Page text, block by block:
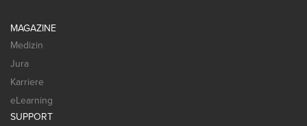
MAGAZINE
Medizin
Jura
Karriere
eLearning
SUPPORT